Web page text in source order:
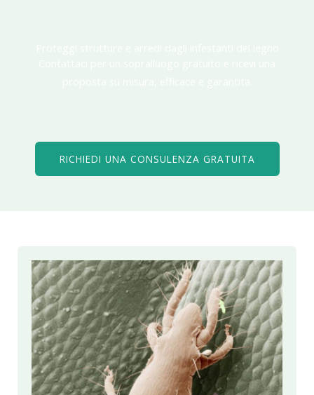
RICHIEDI UNA CONSULENZA GRATUITA